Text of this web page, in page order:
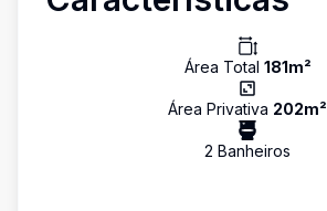
Área Total 181m²
Área Privativa 202m²
2 Banheiros